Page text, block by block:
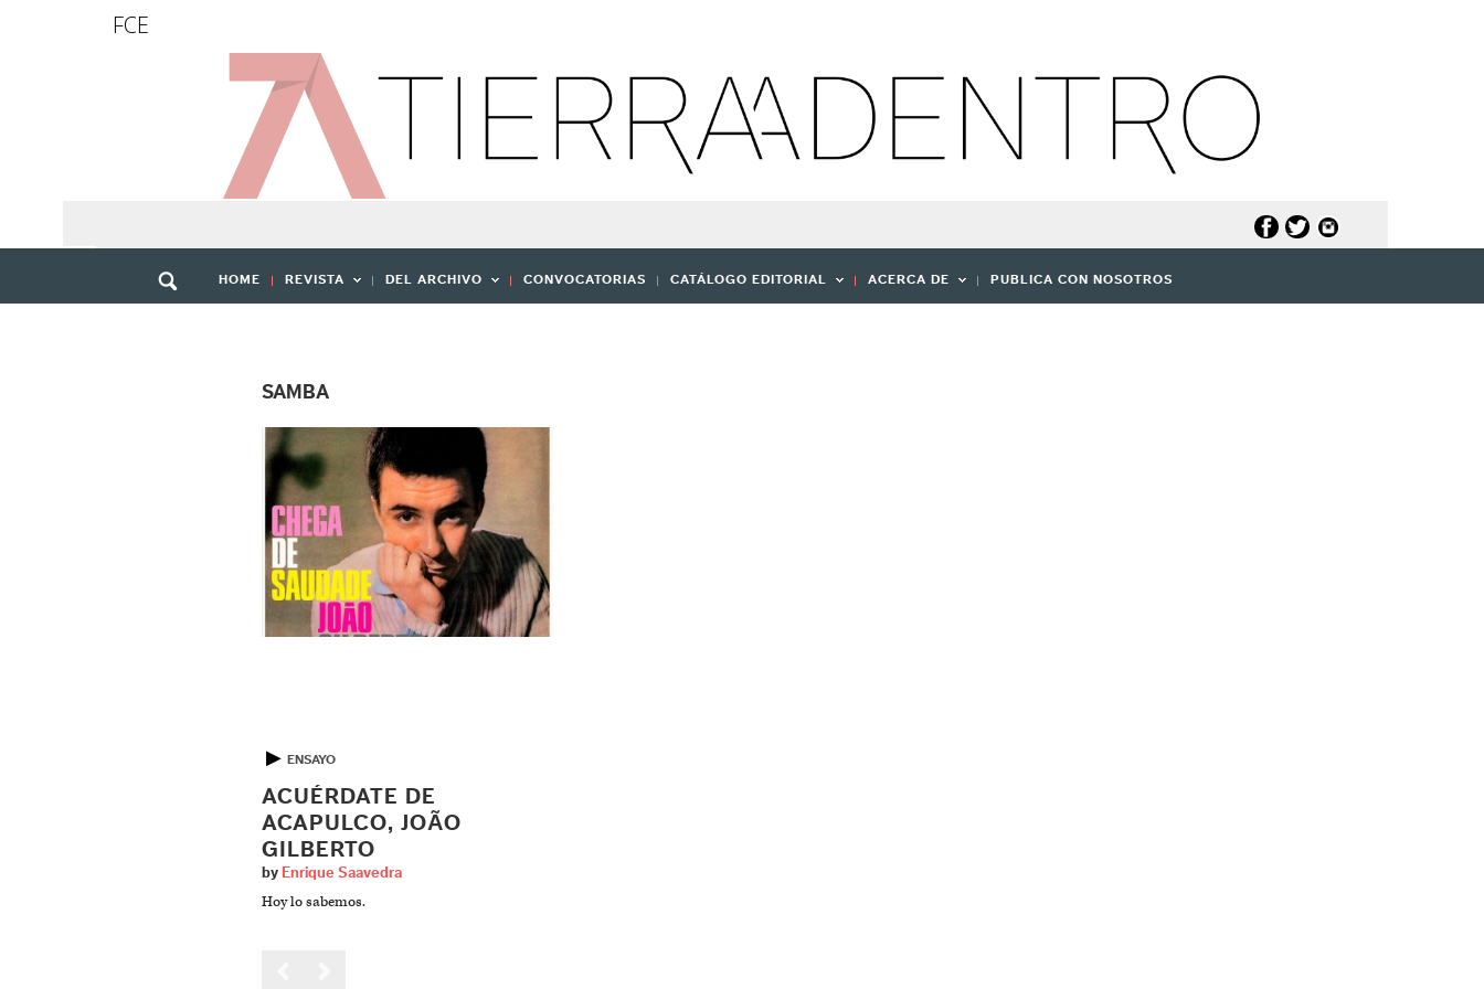
FCE
HOME REVISTA DEL ARCHIVO CONVOCATORIAS CATÁLOGO EDITORIAL ACERCA DE PUBLICA CON NOSOTROS
SAMBA
▶ ENSAYO
ACUÉRDATE DE
ACAPULCO, JOÃO
GILBERTO
by Enrique Saavedra
Hoy lo sabemos.